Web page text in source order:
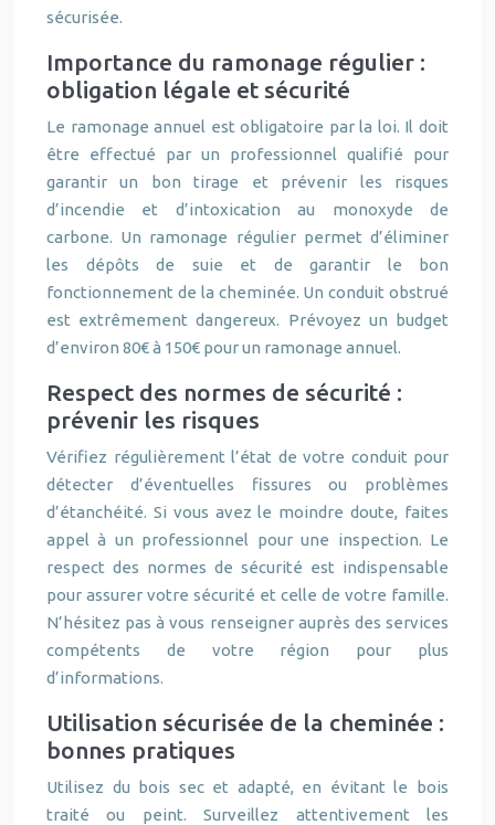
sécurisée.
Importance du ramonage régulier :
obligation légale et sécurité
Le ramonage annuel est obligatoire par la loi. Il doit
être effectué par un professionnel qualifié pour
garantir un bon tirage et prévenir les risques
d’incendie et d’intoxication au monoxyde de
carbone. Un ramonage régulier permet d’éliminer
les dépôts de suie et de garantir le bon
fonctionnement de la cheminée. Un conduit obstrué
est extrêmement dangereux. Prévoyez un budget
d’environ 80€ à 150€ pour un ramonage annuel.
Respect des normes de sécurité :
prévenir les risques
Vérifiez régulièrement l’état de votre conduit pour
détecter d’éventuelles fissures ou problèmes
d’étanchéité. Si vous avez le moindre doute, faites
appel à un professionnel pour une inspection. Le
respect des normes de sécurité est indispensable
pour assurer votre sécurité et celle de votre famille.
N’hésitez pas à vous renseigner auprès des services
compétents de votre région pour plus
d’informations.
Utilisation sécurisée de la cheminée :
bonnes pratiques
Utilisez du bois sec et adapté, en évitant le bois
traité ou peint. Surveillez attentivement les